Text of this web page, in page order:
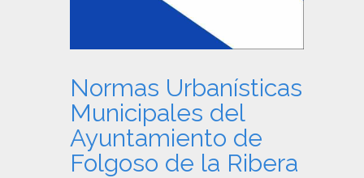
Normas Urbanísticas
Municipales del
Ayuntamiento de
Folgoso de la Ribera